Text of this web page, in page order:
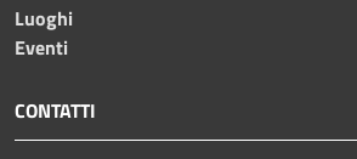
Luoghi
Eventi
CONTATTI